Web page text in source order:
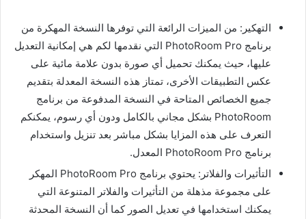
التهكير: من الميزات الرائعة التي توفرها النسخة المهكرة من
برنامج PhotoRoom Pro التي نقدمها لكم هي إمكانية التعديل
عليها، حيث يمكنك تحميل أي صورة بدون علامة مائية على
عكس التطبيقات الأخرى، تمتاز هذه النسخة المعدلة بتقديم
جميع الخصائص المتاحة في النسخة المدفوعة من برنامج
PhotoRoom بشكل مجاني بالكامل ودون أي رسوم، يمكنكم
التعرف على هذه المزايا بشكل مباشر بعد تنزيل واستخدام
برنامج PhotoRoom Pro المعدل.
التأثيرات والفلاتر: يحتوي برنامج PhotoRoom Pro المهكر
على مجموعة مذهلة من التأثيرات والفلاتر المتنوعة التي
يمكنك استخدامها في تعديل الصور كما أن النسخة المحدثة